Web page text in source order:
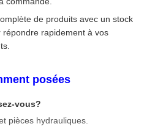
de produits avec un stock
répondre rapidement à vos
posées
vous?
pièces hydrauliques.